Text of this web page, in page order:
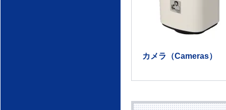
カメラ（Cameras）